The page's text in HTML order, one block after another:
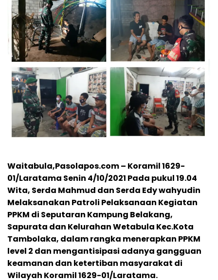
Waitabula,Pasolapos.com – Koramil 1629-
01/Laratama Senin 4/10/2021 Pada pukul 19.04
Wita, Serda Mahmud dan Serda Edy wahyudin
Melaksanakan Patroli Pelaksanaan Kegiatan
PPKM di Seputaran Kampung Belakang,
Sapurata dan Kelurahan Wetabula Kec.Kota
Tambolaka, dalam rangka menerapkan PPKM
level 2 dan mengantisipasi adanya gangguan
keamanan dan ketertiban masyarakat di
Wilayah Koramil 1629-01/Laratama.